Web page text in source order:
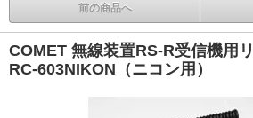
前の商品へ
COMET 無線装置RS-R受信機用
RC-603NIKON（ニコン用）